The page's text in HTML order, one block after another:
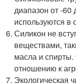
диапазон от -60
используются в
Силикон не
веществами,
масла и
отношению к
Экологическая